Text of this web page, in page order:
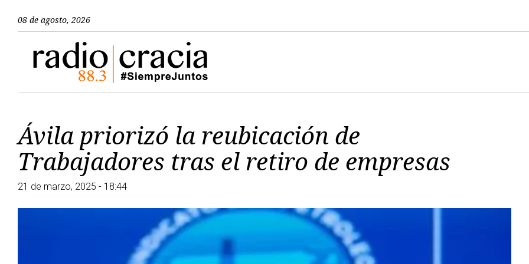
08 de agosto, 2026
Ávila priorizó la reubicación de
Trabajadores tras el retiro de empresas
21 de marzo, 2025 - 18:44